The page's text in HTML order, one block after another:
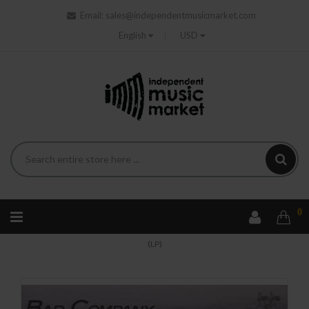
Email:
sales@independentmusicmarket.com
English
USD
0
Bad Company - Run With The Pack (50th Anniv.)
(LP)